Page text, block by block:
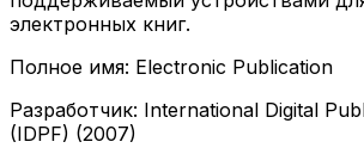
электронных книг.
Полное имя: Electronic Publication
Разработчик: International Digital
(IDPF) (2007)